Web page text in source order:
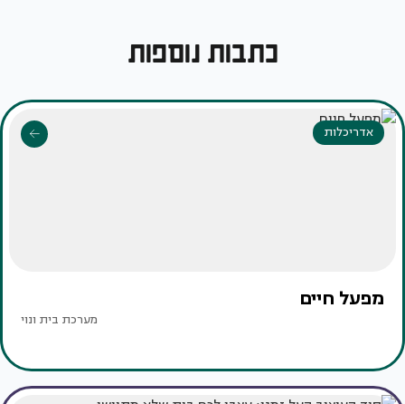
כתבות נוספות
אדריכלות
מפעל חיים
מערכת בית ונוי